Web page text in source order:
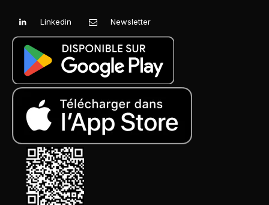
Linkedin Newsletter